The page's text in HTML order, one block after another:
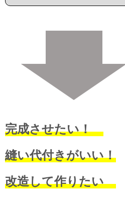
完成させたい！
縫い代付きがいい！
改造して作りたい